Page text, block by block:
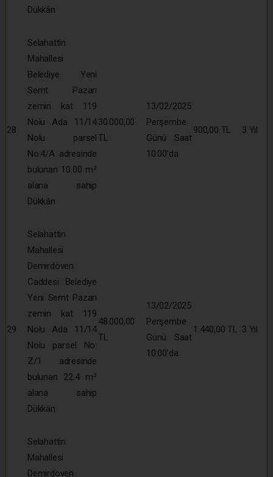
Dükkân
28
Selahattin
Mahallesi
Belediye Yeni
Semt Pazarı
zemin kat 119
Nolu Ada 11/14
Nolu parsel
No:4/A adresinde
bulunan 10.00 m²
alana sahip
Dükkân
30.000,00
TL
13/02/2025
Perşembe
Günü Saat
10:00’da
900,00 TL 3 Yıl
29
Selahattin
Mahallesi
Demirdöven
Caddesi Belediye
Yeni Semt Pazarı
zemin kat 119
Nolu Ada 11/14
Nolu parsel No:
Z/1 adresinde
bulunan 22.4 m²
alana sahip
Dükkân
48.000,00
TL
13/02/2025
Perşembe
Günü Saat
10:00’da
1.440,00 TL 3 Yıl
Selahattin
Mahallesi
Demirdöven